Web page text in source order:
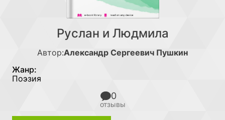
Руслан и Людмила
Автор:Александр Сергеевич Пушкин
Жанр:
Поэзия
0
отзывы